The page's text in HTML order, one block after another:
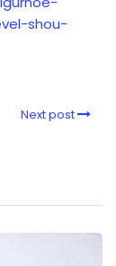
shou-
Next post